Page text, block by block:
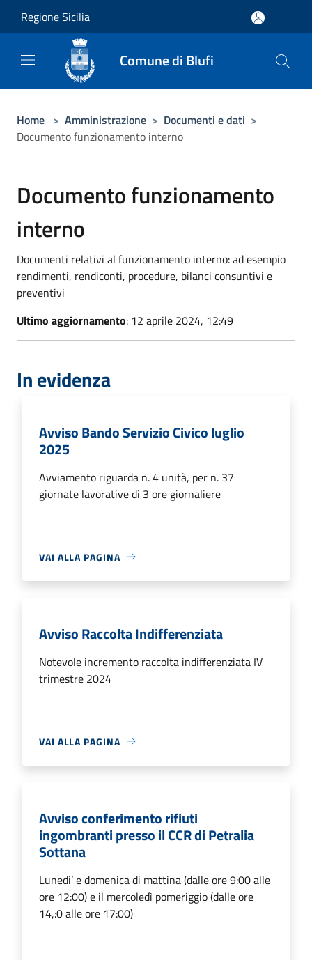
Regione Sicilia
Comune di Blufi
Home > Amministrazione > Documenti e dati >
Documento funzionamento interno
Documento funzionamento
interno
Documenti relativi al funzionamento interno: ad esempio
rendimenti, rendiconti, procedure, bilanci consuntivi e
preventivi
Ultimo aggiornamento: 12 aprile 2024, 12:49
In evidenza
Avviso Bando Servizio Civico luglio
2025
Avviamento riguarda n. 4 unità, per n. 37
giornate lavorative di 3 ore giornaliere
VAI ALLA PAGINA
Avviso Raccolta Indifferenziata
Notevole incremento raccolta indifferenziata IV
trimestre 2024
VAI ALLA PAGINA
Avviso conferimento rifiuti
ingombranti presso il CCR di Petralia
Sottana
Lunedi’ e domenica di mattina (dalle ore 9:00 alle
ore 12:00) e il mercoledì pomeriggio (dalle ore
14,:0 alle ore 17:00)